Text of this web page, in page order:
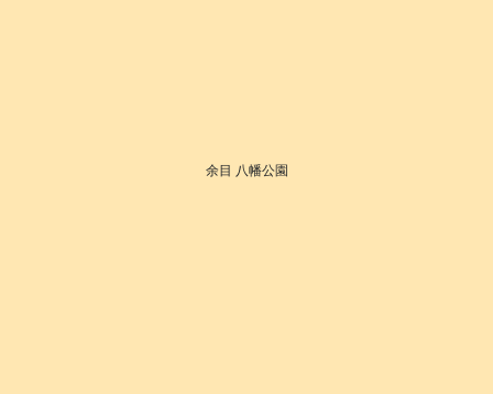
余目 八幡公園